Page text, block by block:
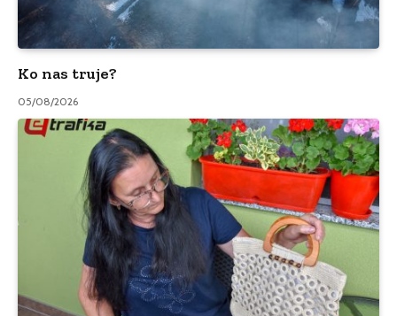
Ko nas truje?
05/08/2026